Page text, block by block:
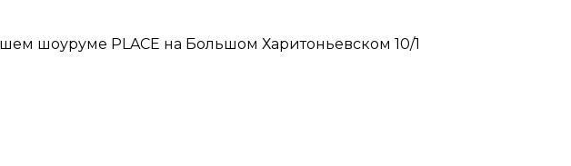
шоуруме PLACE на Большом Харитоньевском 10/1